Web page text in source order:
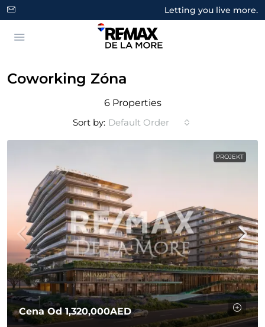
Letting you live more.
Coworking Zóna
6 Properties
Sort by: Default Order
PROJEKT
Cena Od1,320,000AED